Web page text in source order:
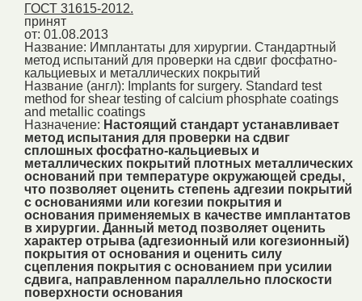
ГОСТ 31615-2012.
принят
от: 01.08.2013
Название: Имплантаты для хирургии. Стандартный
метод испытаний для проверки на сдвиг фосфатно-
кальциевых и металлических покрытий
Название (англ): Implants for surgery. Standard test
method for shear testing of calcium phosphate coatings
and metallic coatings
Назначение: Настоящий стандарт устанавливает
метод испытания для проверки на сдвиг
сплошных фосфатно-кальциевых и
металлических покрытий плотных металлических
оснований при температуре окружающей среды,
что позволяет оценить степень адгезии покрытий
с основаниями или когезии покрытия и
основания применяемых в качестве имплантатов
в хирургии. Данный метод позволяет оценить
характер отрыва (адгезионный или когезионный)
покрытия от основания и оценить силу
сцепления покрытия с основанием при усилии
сдвига, направленном параллельно плоскости
поверхности основания